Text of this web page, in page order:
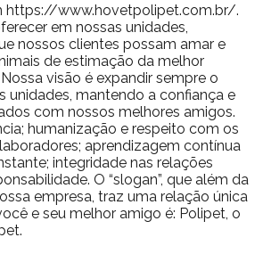
https://www.hovetpolipet.com.br/.
em nossas unidades,
nossos clientes possam amar e
de estimação da melhor
visão é expandir sempre o
unidades, mantendo a confiança e
com nossos melhores amigos.
humanização e respeito com os
aprendizagem contínua
integridade nas relações
O “slogan”, que além da
empresa, traz uma relação única
e seu melhor amigo é: Polipet, o